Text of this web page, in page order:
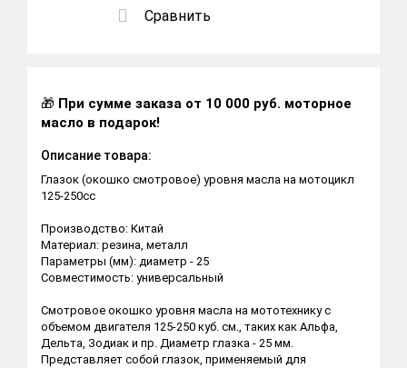
Сравнить
🎁 При сумме заказа от 10 000 руб. моторное
масло в подарок!
Описание товара:
Глазок (окошко смотровое) уровня масла на мотоцикл
125-250cc
Производство: Китай
Материал: резина, металл
Параметры (мм): диаметр - 25
Совместимость: универсальный
Смотровое окошко уровня масла на мототехнику с
объемом двигателя 125-250 куб. см., таких как Альфа,
Дельта, Зодиак и пр. Диаметр глазка - 25 мм.
Представляет собой глазок, применяемый для